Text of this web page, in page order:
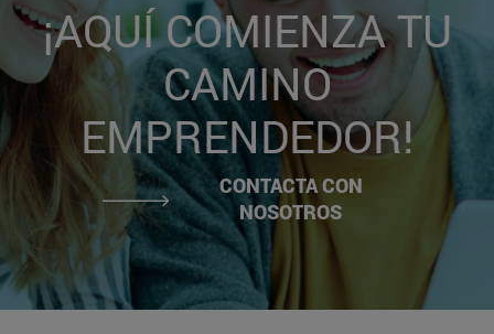
¡AQUÍ COMIENZA TU
CAMINO
EMPRENDEDOR!
CONTACTA CON
NOSOTROS